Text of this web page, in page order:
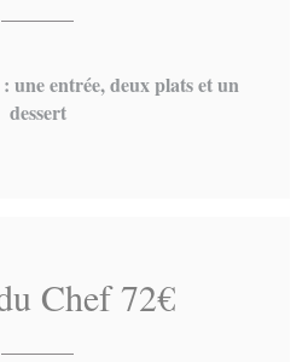
une entrée, deux plats et un
dessert
Chef 72€